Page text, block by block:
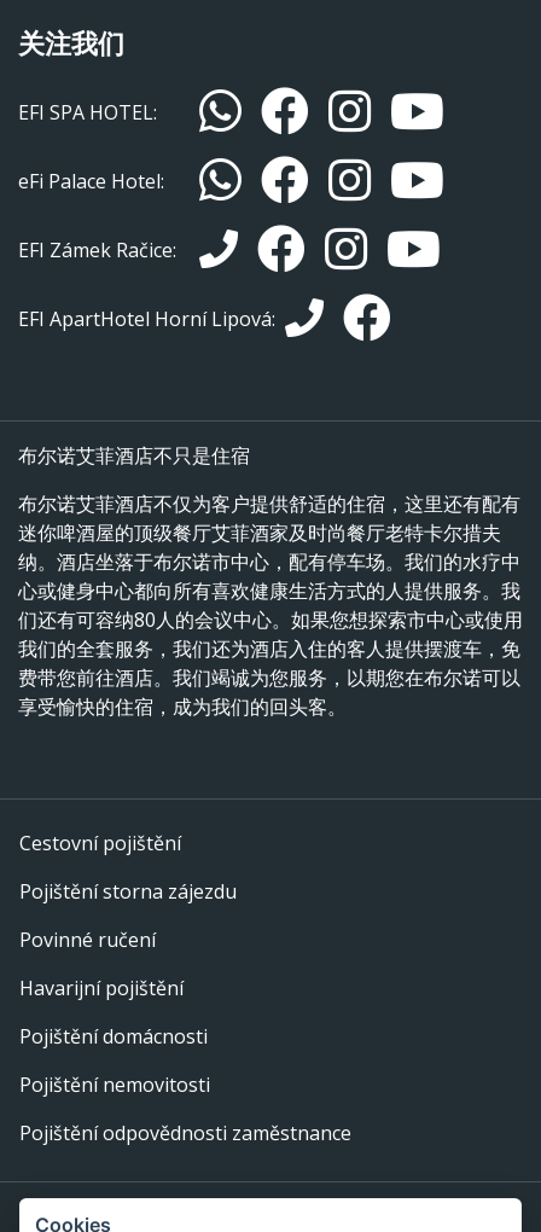
关注我们
EFI SPA HOTEL:
eFi Palace Hotel:
EFI Zámek Račice:
EFI ApartHotel Horní Lipová:
布尔诺艾菲酒店不只是住宿
布尔诺艾菲酒店不仅为客户提供舒适的住宿，这里还有配有
迷你啤酒屋的顶级餐厅艾菲酒家及时尚餐厅老特卡尔措夫
纳。酒店坐落于布尔诺市中心，配有停车场。我们的水疗中
心或健身中心都向所有喜欢健康生活方式的人提供服务。我
们还有可容纳80人的会议中心。如果您想探索市中心或使用
我们的全套服务，我们还为酒店入住的客人提供摆渡车，免
费带您前往酒店。我们竭诚为您服务，以期您在布尔诺可以
享受愉快的住宿，成为我们的回头客。
Cestovní pojištění
Pojištění storna zájezdu
Povinné ručení
Havarijní pojištění
Pojištění domácnosti
Pojištění nemovitosti
Pojištění odpovědnosti zaměstnance
Provozovatel webu: eFi Palace, s.r.o., IČ: 29378702,
Cookies